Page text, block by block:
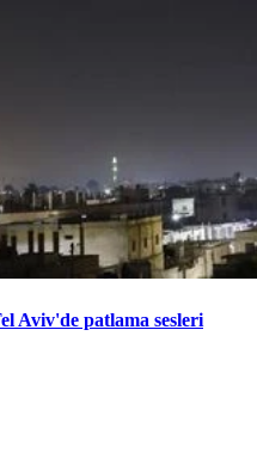
Aviv'de patlama sesleri